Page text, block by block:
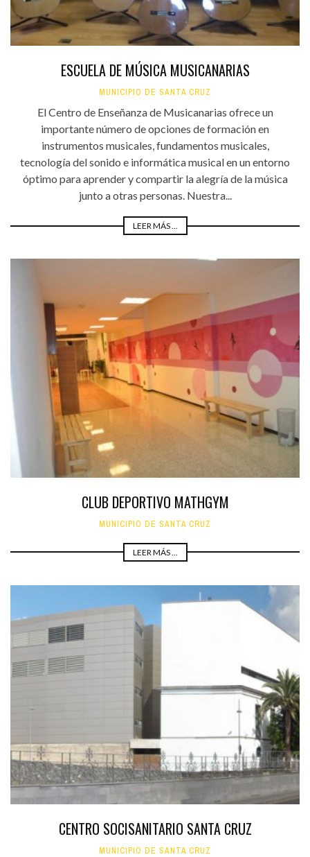
ESCUELA DE MÚSICA MUSICANARIAS
MUNICIPIO DE SANTA CRUZ
El Centro de Enseñanza de Musicanarias ofrece un
importante número de opciones de formación en
instrumentos musicales, fundamentos musicales,
tecnología del sonido e informática musical en un entorno
óptimo para aprender y compartir la alegría de la música
junto a otras personas. Nuestra...
LEER MÁS ...
CLUB DEPORTIVO MATHGYM
MUNICIPIO DE SANTA CRUZ
LEER MÁS ...
CENTRO SOCISANITARIO SANTA CRUZ
MUNICIPIO DE SANTA CRUZ